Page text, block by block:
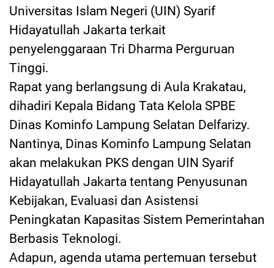
Universitas Islam Negeri (UIN) Syarif
Hidayatullah Jakarta terkait
penyelenggaraan Tri Dharma Perguruan
Tinggi.
Rapat yang berlangsung di Aula Krakatau,
dihadiri Kepala Bidang Tata Kelola SPBE
Dinas Kominfo Lampung Selatan Delfarizy.
Nantinya, Dinas Kominfo Lampung Selatan
akan melakukan PKS dengan UIN Syarif
Hidayatullah Jakarta tentang Penyusunan
Kebijakan, Evaluasi dan Asistensi
Peningkatan Kapasitas Sistem Pemerintahan
Berbasis Teknologi.
Adapun, agenda utama pertemuan tersebut